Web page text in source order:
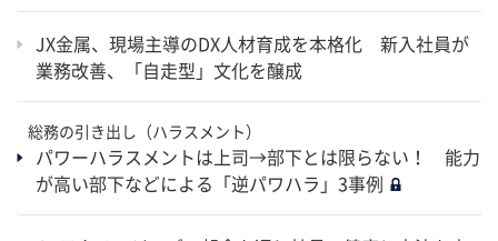
JX金属、現場主導のDX人材育成を本格化 新入社員が
業務改善、「自走型」文化を醸成
総務の引き出し（ハラスメント）
パワーハラスメントは上司→部下とは限らない！ 能力
が高い部下などによる「逆パワハラ」3事例